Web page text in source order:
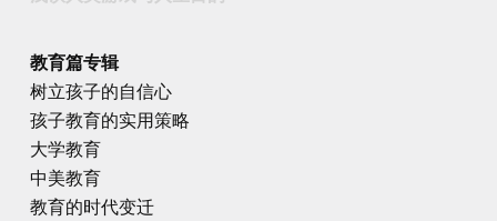
教育篇专辑
树立孩子的自信心
孩子教育的实用策略
大学教育
中美教育
教育的时代变迁